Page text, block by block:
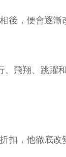
後，便會逐
飛翔、跳躍和
扣，他徹底